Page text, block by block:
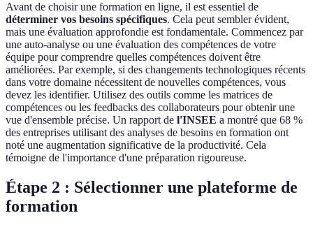
Avant de choisir une formation en ligne, il est essentiel de
déterminer vos besoins spécifiques. Cela peut sembler évident,
mais une évaluation approfondie est fondamentale. Commencez par
une auto-analyse ou une évaluation des compétences de votre
équipe pour comprendre quelles compétences doivent être
améliorées. Par exemple, si des changements technologiques récents
dans votre domaine nécessitent de nouvelles compétences, vous
devez les identifier. Utilisez des outils comme les matrices de
compétences ou les feedbacks des collaborateurs pour obtenir une
vue d'ensemble précise. Un rapport de l'INSEE a montré que 68 %
des entreprises utilisant des analyses de besoins en formation ont
noté une augmentation significative de la productivité. Cela
témoigne de l'importance d'une préparation rigoureuse.
Étape 2 : Sélectionner une plateforme de
formation